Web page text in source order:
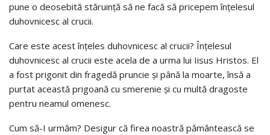
pune o deosebită stăruinţă să ne facă să pricepem înţelesul
duhovnicesc al crucii.
Care este acest înţeles duhovnicesc al crucii? Înţelesul
duhovnicesc al crucii este acela de a urma lui Iisus Hristos. El
a fost prigonit din fragedă pruncie şi până la moarte, însă a
purtat această prigoană cu smerenie şi cu multă dragoste
pentru neamul omenesc.
Cum să-I urmăm? Desigur că firea noastră pământească se